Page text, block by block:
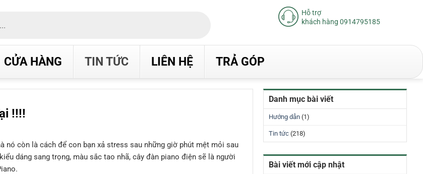
Hỗ trợ
khách hàng 0914795185
CỬA HÀNG TIN TỨC LIÊN HỆ TRẢ GÓP
!!!!
còn là cách để con bạn xả stress sau những giờ phút mệt mỏi sau
dáng sang trọng, màu sắc tao nhã, cây đàn piano điện sẽ là người
Danh mục bài viết
Hướng dẫn (1)
Tin tức (218)
Bài viết mới cập nhật